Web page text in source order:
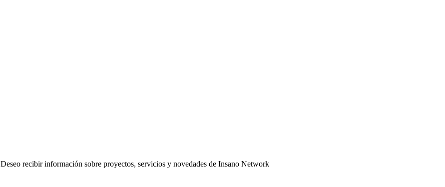
Deseo recibir información sobre proyectos, servicios y novedades de Insano Network